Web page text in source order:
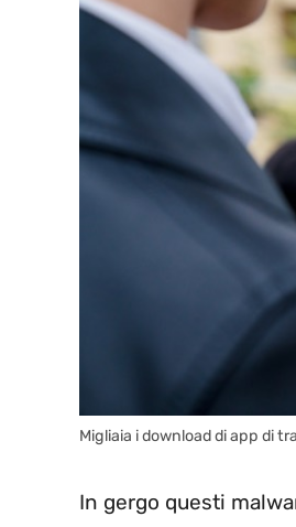
Migliaia i download di app di
In gergo questi